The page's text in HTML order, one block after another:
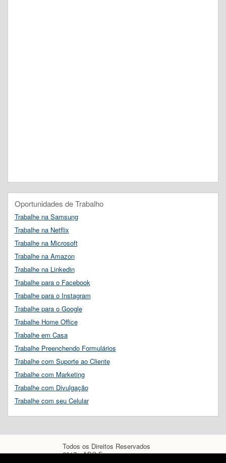
Oportunidades de Trabalho
Trabalhe na Samsung
Trabalhe na Netflix
Trabalhe na Microsoft
Trabalhe na Amazon
Trabalhe na Linkedin
Trabalhe para o Facebook
Trabalhe para o Instagram
Trabalhe para o Google
Trabalhe Home Office
Trabalhe em Casa
Trabalhe Preenchendo Formulários
Trabalhe com Suporte ao Cliente
Trabalhe com Marketing
Trabalhe com Divulgação
Trabalhe com seu Celular
Todos os Direitos Reservados
2017 - ABC Empregos